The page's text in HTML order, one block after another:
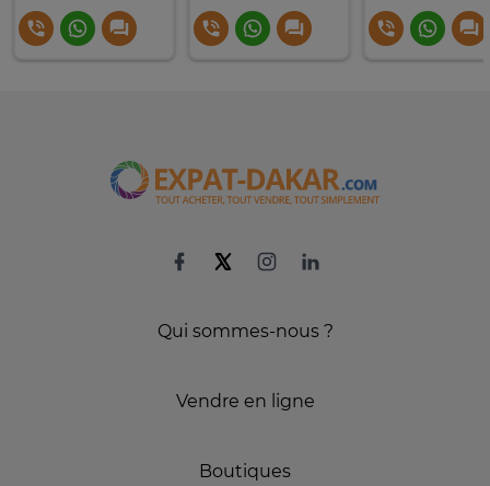
Qui sommes-nous ?
Vendre en ligne
Boutiques